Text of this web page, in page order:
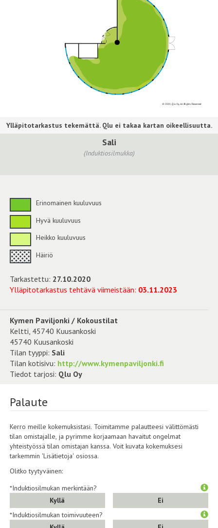
Sali
(Induktiosilmukka)
Erinomainen kuuluvuus
Hyvä kuuluvuus
Heikko kuuluvuus
Häiriö
Tarkastettu: 27.10.2020
Ylläpitotarkastus tehtävä viimeistään: 03.11.2023
Kymen Paviljonki / Kokoustilat
Keltti, 45740 Kuusankoski
45740 Kuusankoski
Tilan tyyppi: Sali
Tilan kotisivu: http://www.kymenpaviljonki.fi
Tiedot tarjosi: Qlu Oy
Palaute
Kerro meille kokemuksistasi. Toimitamme palautteesi välittömästi
tilan omistajalle, ja pyrimme korjaamaan havaitut ongelmat
yhteistyössä tilan omistajan kanssa. Voit kuvata kokemuksesi
tarkemmin 'Lisätietoja' osiossa.
Olitko tyytyväinen:
*Induktiosilmukan merkintään?
Kyllä
Ei
*Induktiosilmukan toimivuuteen?